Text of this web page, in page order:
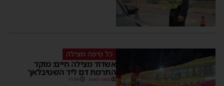
כל טיפה מצילה
אשדוד מצילה חיים: מוקד
התרמת דם ליד השטיבלאך
משה קאהן 11:05